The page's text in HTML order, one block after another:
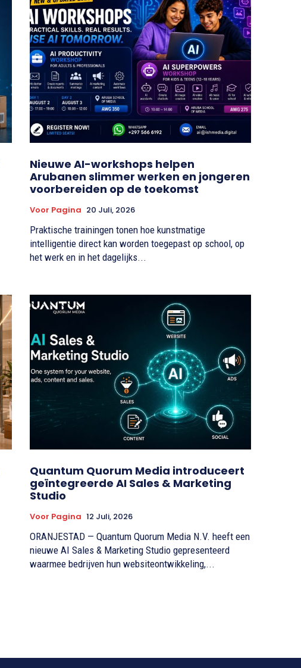
Nieuwe AI-workshops helpen
Arubanen slimmer werken en jongeren
voorbereiden op de toekomst
Voor Pagina 20 Juli, 2026
Praktische trainingen tonen hoe kunstmatige
intelligentie direct kan worden toegepast op school, op
het werk en in het dagelijks...
Quantum Quorum Media introduceert
geïntegreerde AI Sales & Marketing
Studio
Voor Pagina 12 Juli, 2026
ORANJESTAD — Quantum Quorum Media N.V. heeft een
nieuwe AI Sales & Marketing Studio gepresenteerd
waarmee bedrijven hun websiteontwikkeling,...